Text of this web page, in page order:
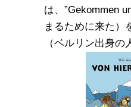
は、”Gekommen
まるために来た）
（ベルリン出身の